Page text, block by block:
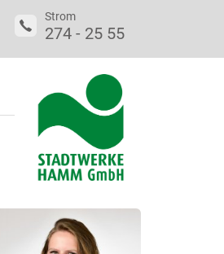
Strom
274 - 25 55